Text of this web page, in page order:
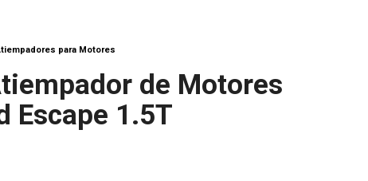
para Motores
de Motores
Escape 1.5T